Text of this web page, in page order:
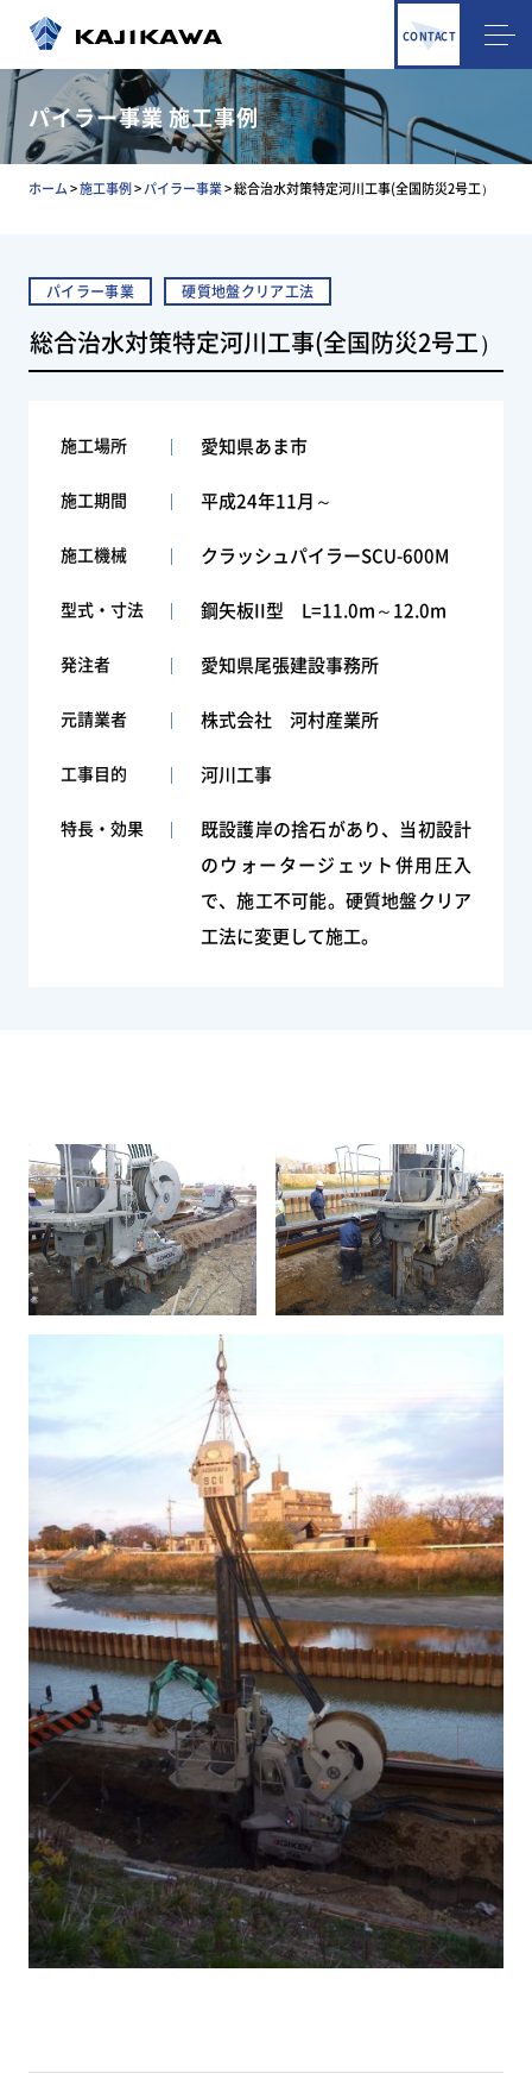
CONTACT
パイラー事業 施工事例
ホーム>施工事例>パイラー事業>総合治水対策特定河川工事(全国防災2号工）
パイラー事業 硬質地盤クリア工法
総合治水対策特定河川工事(全国防災2号工）
施工場所 愛知県あま市
施工期間 平成24年11月～
施工機械 クラッシュパイラーSCU-600M
型式・寸法 鋼矢板II型 L=11.0m～12.0m
発注者 愛知県尾張建設事務所
元請業者 株式会社 河村産業所
工事目的 河川工事
特長・効果
既設護岸の捨石があり、当初設計
のウォータージェット併用圧入
で、施工不可能。硬質地盤クリア
工法に変更して施工。